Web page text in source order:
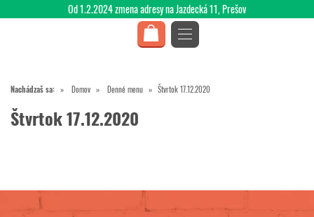
Nachádzaš sa: Domov Denné menu Štvrtok 17.12.2020
Štvrtok 17.12.2020
Od 1.2.2024 zmena adresy na Jazdecká 11, Prešov